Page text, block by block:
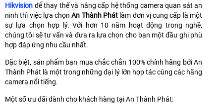
Hikvision để thay thế và nâng cấp hệ thống camera quan sát an
ninh thì việc lựa chọn An Thành Phát làm đơn vị cung cấp là một
sự lựa chọn hợp lý. Với hơn 10 năm hoạt động trong nghề,
chúng tôi sẽ tư vấn và đưa ra lựa chọn cho bạn một đầu ghi phù
hợp đáp ứng nhu cầu nhất.
Đặc biệt, sản phẩm bạn mua chắc chắn 100% chính hãng bởi An
Thành Phát là một trong những đại lý lớn hợp tác cùng các hãng
camera nổi tiếng.
Một số ưu đãi dành cho khách hàng tại An Thành Phát: